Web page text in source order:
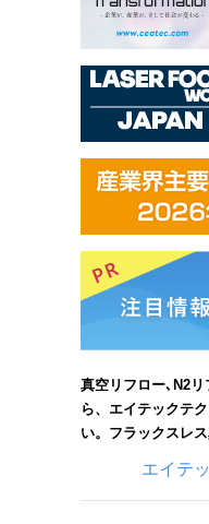
真空リフロー､N2
ら、エイテックテ
い。フラックスレ
エイテ